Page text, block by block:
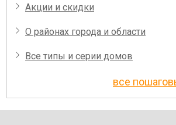
Акции и скидки
О районах города и области
Все типы и серии домов
все